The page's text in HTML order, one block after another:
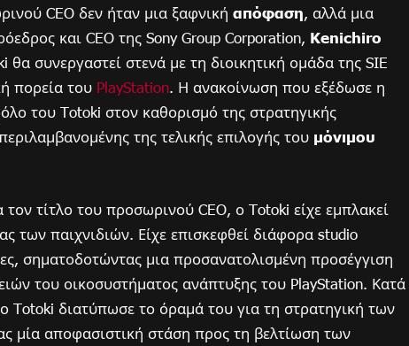
CEO δεν ήταν μια ξαφνική απόφαση, αλλά μια
και CEO της Sony Group Corporation, Kenichiro
θα συνεργαστεί στενά με τη διοικητική ομάδα της SIE
πορεία του PlayStation. Η ανακοίνωση που εξέδωσε η
του Totoki στον καθορισμό της στρατηγικής
της τελικής επιλογής του μόνιμου
τίτλο του προσωρινού CEO, ο Totoki είχε εμπλακεί
των παιχνιδιών. Είχε επισκεφθεί διάφορα studio
σηματοδοτώντας μια προσανατολισμένη προσέγγιση
του οικοσυστήματος ανάπτυξης του PlayStation. Κατά
Totoki διατύπωσε το όραμά του για τη στρατηγική των
μία αποφασιστική στάση προς τη βελτίωση των